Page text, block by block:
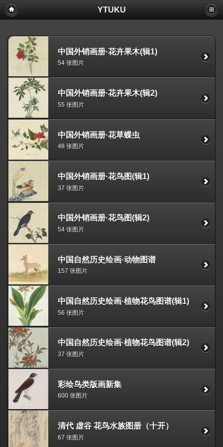
YTUKU
中国外销画册·花卉果木(辑1)
54 张图片
中国外销画册·花卉果木(辑2)
55 张图片
中国外销画册·花草蝶虫
48 张图片
中国外销画册·花鸟图(辑1)
37 张图片
中国外销画册·花鸟图(辑2)
54 张图片
中国自然历史绘画·动物图谱
157 张图片
中国自然历史绘画·植物花鸟图谱(辑1)
56 张图片
中国自然历史绘画·植物花鸟图谱(辑2)
37 张图片
彩绘鸟类版画新集
600 张图片
清代 虚谷 花鸟水族图册（十开）
67 张图片